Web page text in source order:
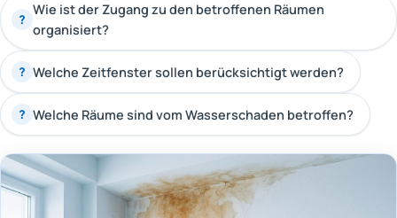
?
Wie ist der Zugang zu den betroffenen Räumen
organisiert?
? Welche Zeitfenster sollen berücksichtigt werden?
? Welche Räume sind vom Wasserschaden betroffen?